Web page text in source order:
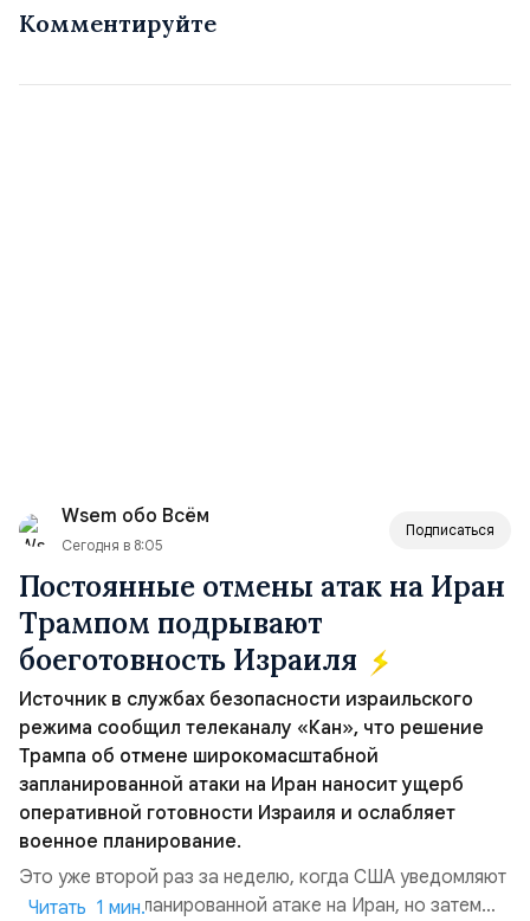
Комментируйте
Wsem обо Всём
Сегодня в 8:05
Подписаться
Постоянные отмены атак на Иран
Трампом подрывают
боеготовность Израиля
Источник в службах безопасности израильского
режима сообщил телеканалу «Кан», что решение
Трампа об отмене широкомасштабной
запланированной атаки на Иран наносит ущерб
оперативной готовности Израиля и ослабляет
военное планирование.
Это уже второй раз за неделю, когда США уведомляют
Израиль о запланированной атаке на Иран, но затем
Читать 1 мин.